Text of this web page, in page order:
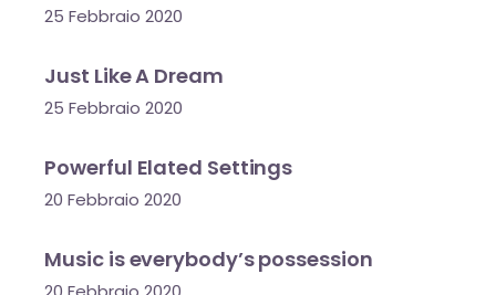
25 Febbraio 2020
Just Like A Dream
25 Febbraio 2020
Powerful Elated Settings
20 Febbraio 2020
Music is everybody’s possession